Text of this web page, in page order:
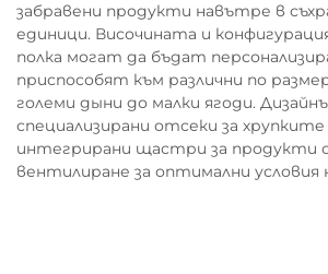
забравени продукти навътре в
единици. Височината и
полка могат да бъдат
приспособят към различни по
големи дыни до малки ягоди.
специализирани отсеки за
интегрирани щастри за продукти
вентилиране за оптимални условия